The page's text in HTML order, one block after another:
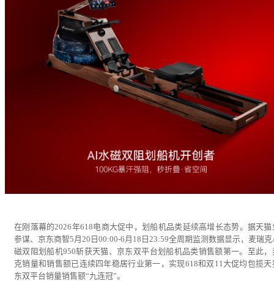
在刚落幕的2026年618电商大促中，划船机品类延续高增长态势。据天猫
参谋、京东商智5月20日00:00-6月18日23:59全周期监测数据显示，麦瑞
磁双阻划船机950斩获天猫、京东双平台划船机品类销售额第一。至此，
克销量和销售额已连续四年稳居行业第一，实现618和双11大促均包揽天
东双平台销量销售额“九连冠”。